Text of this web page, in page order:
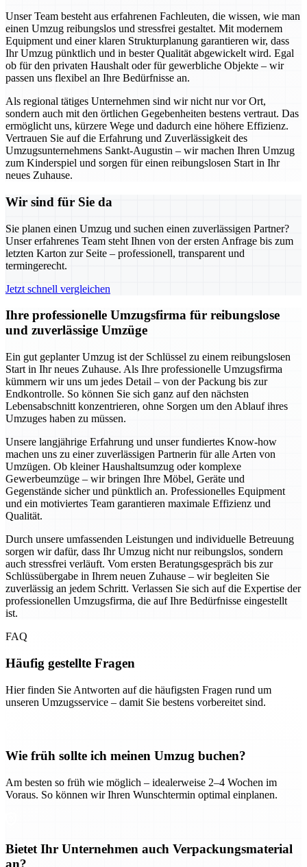
Unser Team besteht aus erfahrenen Fachleuten, die wissen, wie man
einen Umzug reibungslos und stressfrei gestaltet. Mit modernem
Equipment und einer klaren Strukturplanung garantieren wir, dass
Ihr Umzug pünktlich und in bester Qualität abgewickelt wird. Egal
ob für den privaten Haushalt oder für gewerbliche Objekte – wir
passen uns flexibel an Ihre Bedürfnisse an.
Als regional tätiges Unternehmen sind wir nicht nur vor Ort,
sondern auch mit den örtlichen Gegebenheiten bestens vertraut. Das
ermöglicht uns, kürzere Wege und dadurch eine höhere Effizienz.
Vertrauen Sie auf die Erfahrung und Zuverlässigkeit des
Umzugsunternehmens Sankt-Augustin – wir machen Ihren Umzug
zum Kinderspiel und sorgen für einen reibungslosen Start in Ihr
neues Zuhause.
Wir sind für Sie da
Sie planen einen Umzug und suchen einen zuverlässigen Partner?
Unser erfahrenes Team steht Ihnen von der ersten Anfrage bis zum
letzten Karton zur Seite – professionell, transparent und
termingerecht.
Jetzt schnell vergleichen
Ihre professionelle Umzugsfirma für reibungslose
und zuverlässige Umzüge
Ein gut geplanter Umzug ist der Schlüssel zu einem reibungslosen
Start in Ihr neues Zuhause. Als Ihre professionelle Umzugsfirma
kümmern wir uns um jedes Detail – von der Packung bis zur
Endkontrolle. So können Sie sich ganz auf den nächsten
Lebensabschnitt konzentrieren, ohne Sorgen um den Ablauf ihres
Umzuges haben zu müssen.
Unsere langjährige Erfahrung und unser fundiertes Know-how
machen uns zu einer zuverlässigen Partnerin für alle Arten von
Umzügen. Ob kleiner Haushaltsumzug oder komplexe
Gewerbeumzüge – wir bringen Ihre Möbel, Geräte und
Gegenstände sicher und pünktlich an. Professionelles Equipment
und ein motiviertes Team garantieren maximale Effizienz und
Qualität.
Durch unsere umfassenden Leistungen und individuelle Betreuung
sorgen wir dafür, dass Ihr Umzug nicht nur reibungslos, sondern
auch stressfrei verläuft. Vom ersten Beratungsgespräch bis zur
Schlüssübergabe in Ihrem neuen Zuhause – wir begleiten Sie
zuverlässig an jedem Schritt. Verlassen Sie sich auf die Expertise der
professionellen Umzugsfirma, die auf Ihre Bedürfnisse eingestellt
ist.
FAQ
Häufig gestellte Fragen
Hier finden Sie Antworten auf die häufigsten Fragen rund um
unseren Umzugsservice – damit Sie bestens vorbereitet sind.
Wie früh sollte ich meinen Umzug buchen?
Am besten so früh wie möglich – idealerweise 2–4 Wochen im
Voraus. So können wir Ihren Wunschtermin optimal einplanen.
Bietet Ihr Unternehmen auch Verpackungsmaterial
an?